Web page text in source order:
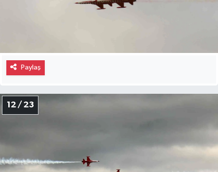
Paylaş
12 / 23